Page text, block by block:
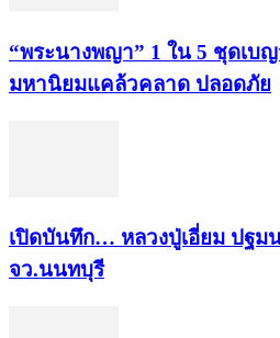
“พระ​นาง​พญา” 1 ใน 5​ ชุดเบ
มหา​นิยม​แคล้วคลาด​ ปลอดภัย​
เปิดบันทึก… หลวงปู่เอี่ยม ​ปฐม​
จว.นนทบุรี